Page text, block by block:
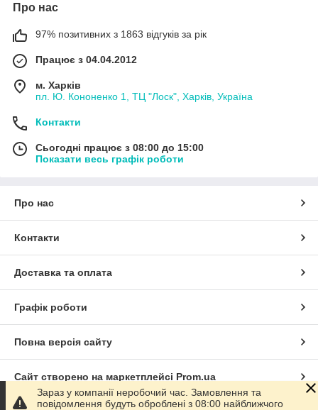
Про нас
97% позитивних з 1863 відгуків за рік
Працює з 04.04.2012
м. Харків
пл. Ю. Кононенко 1, ТЦ "Лоск", Харків, Україна
Контакти
Сьогодні працює з 08:00 до 15:00
Показати весь графік роботи
Про нас
Контакти
Доставка та оплата
Графік роботи
Повна версія сайту
Сайт створено на маркетплейсі Prom.ua
Зараз у компанії неробочий час. Замовлення та
повідомлення будуть оброблені з 08:00 найближчого